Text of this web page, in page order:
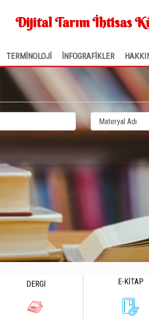
Dijital Tarım İhtisas
TERMİNOLOJİ İNFOGRAFİKLER
DERGİ E-KİTAP